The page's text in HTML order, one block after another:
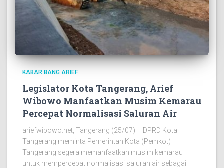
KABAR BANG ARIEF
Legislator Kota Tangerang, Arief
Wibowo Manfaatkan Musim Kemarau
Percepat Normalisasi Saluran Air
ariefwibowo.net, Tangerang (25/07) – DPRD Kota
Tangerang meminta Pemerintah Kota (Pemkot)
Tangerang segera memanfaatkan musim kemarau
untuk mempercepat normalisasi saluran air sebagai